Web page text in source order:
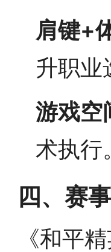
肩键+
升职业
游戏空
术执行
四、赛
《和平